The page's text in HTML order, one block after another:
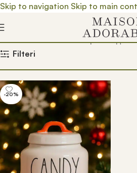
Skip to navigation Skip to main
Почетна/ Prodavnica/ Производ
Filteri
-20%